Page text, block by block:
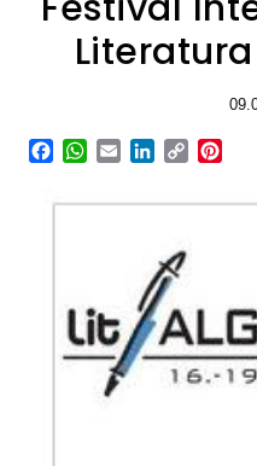
Facebook
WhatsApp
EmailLinkedIn
Copy